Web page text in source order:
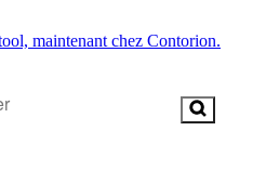
maintenant chez Contorion.